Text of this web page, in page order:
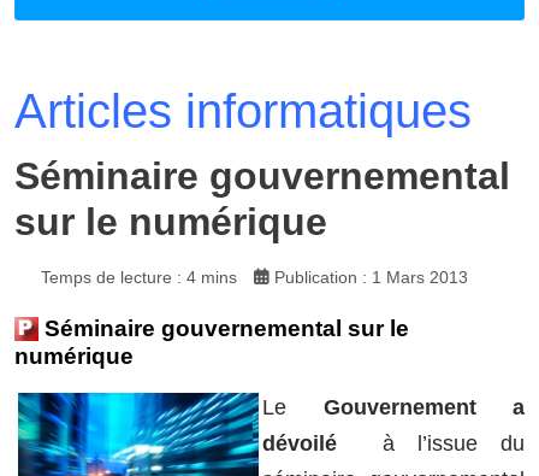
Articles informatiques
Séminaire gouvernemental
sur le numérique
Temps de lecture : 4 mins Publication : 1 Mars 2013
Séminaire gouvernemental sur le
numérique
Le Gouvernement a
dévoilé à l’issue du